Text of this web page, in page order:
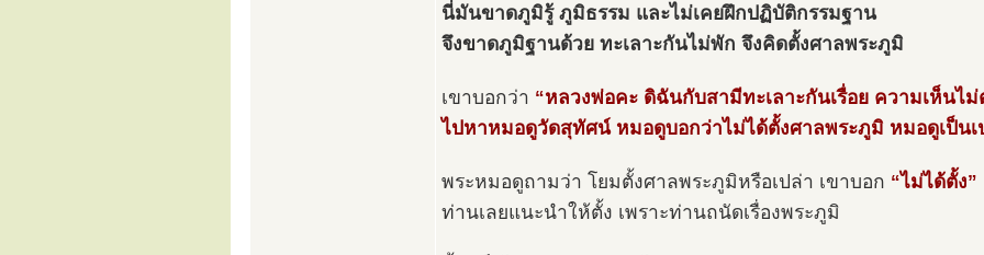
นี่มันขาดภูมิรู้ ภูมิธรรม และไม่เคยฝึกปฏิบัติกรรมฐาน
จึงขาดภูมิฐานด้วย ทะเลาะกันไม่พัก จึงคิดตั้งศาลพระภูมิ
เขาบอกว่า “หลวงพ่อคะ ดิฉันกับสามีทะเลาะกันเรื่อย ความเห็นไม่
ไปหาหมอดูวัดสุทัศน์ หมอดูบอกว่าไม่ได้ตั้งศาลพระภูมิ หมอดูเป็นเ
พระหมอดูถามว่า โยมตั้งศาลพระภูมิหรือเปล่า เขาบอก “ไม่ได้ตั้ง”
ท่านเลยแนะนำให้ตั้ง เพราะท่านถนัดเรื่องพระภูมิ